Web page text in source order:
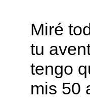
Miré
tu
tengo
mis 50